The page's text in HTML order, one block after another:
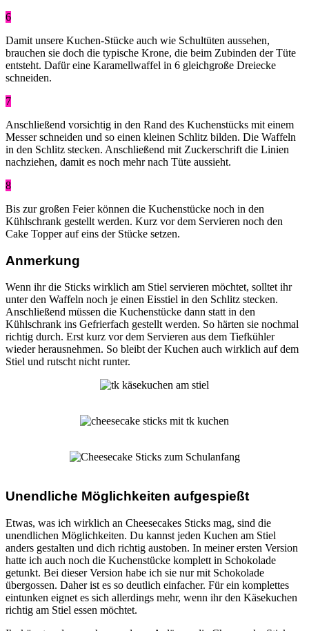
6
Damit unsere Kuchen-Stücke auch wie Schultüten aussehen,
brauchen sie doch die typische Krone, die beim Zubinden der Tüte
entsteht. Dafür eine Karamellwaffel in 6 gleichgroße Dreiecke
schneiden.
7
Anschließend vorsichtig in den Rand des Kuchenstücks mit einem
Messer schneiden und so einen kleinen Schlitz bilden. Die Waffeln
in den Schlitz stecken. Anschließend mit Zuckerschrift die Linien
nachziehen, damit es noch mehr nach Tüte aussieht.
8
Bis zur großen Feier können die Kuchenstücke noch in den
Kühlschrank gestellt werden. Kurz vor dem Servieren noch den
Cake Topper auf eins der Stücke setzen.
Anmerkung
Wenn ihr die Sticks wirklich am Stiel servieren möchtet, solltet ihr
unter den Waffeln noch je einen Eisstiel in den Schlitz stecken.
Anschließend müssen die Kuchenstücke dann statt in den
Kühlschrank ins Gefrierfach gestellt werden. So härten sie nochmal
richtig durch. Erst kurz vor dem Servieren aus dem Tiefkühler
wieder herausnehmen. So bleibt der Kuchen auch wirklich auf dem
Stiel und rutscht nicht runter.
Unendliche Möglichkeiten aufgespießt
Etwas, was ich wirklich an Cheesecakes Sticks mag, sind die
unendlichen Möglichkeiten. Du kannst jeden Kuchen am Stiel
anders gestalten und dich richtig austoben. In meiner ersten Version
hatte ich auch noch die Kuchenstücke komplett in Schokolade
getunkt. Bei dieser Version habe ich sie nur mit Schokolade
übergossen. Daher ist es so deutlich einfacher. Für ein komplettes
eintunken eignet es sich allerdings mehr, wenn ihr den Käsekuchen
richtig am Stiel essen möchtet.